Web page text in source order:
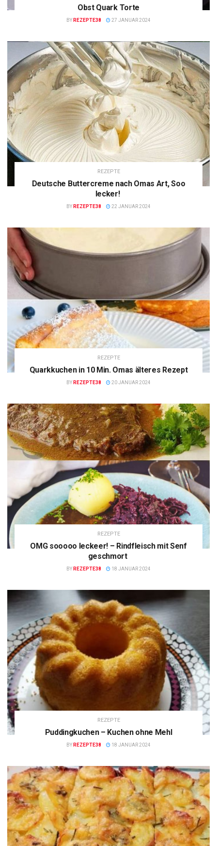
Obst Quark Torte
BY REZEPTE38 27 JANUAR 2024
REZEPTE
Deutsche Buttercreme nach Omas Art, Soo
lecker!
BY REZEPTE38 22 JANUAR 2024
REZEPTE
Quarkkuchen in 10 Min. Omas älteres Rezept
BY REZEPTE38 20 JANUAR 2024
REZEPTE
OMG sooooo leckeer! – Rindfleisch mit Senf
geschmort
BY REZEPTE38 18 JANUAR 2024
REZEPTE
Puddingkuchen – Kuchen ohne Mehl
BY REZEPTE38 18 JANUAR 2024